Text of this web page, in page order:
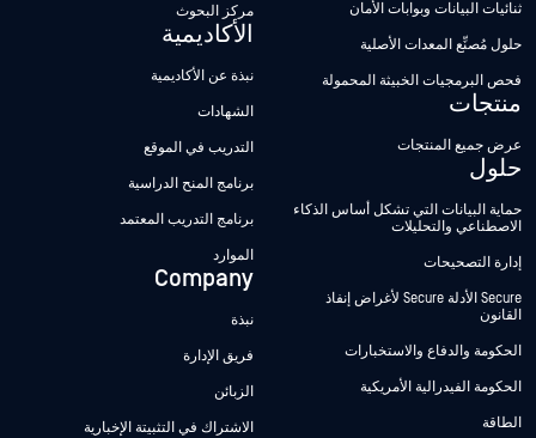
ثنائيات البيانات وبوابات الأمان
حلول مُصنِّع المعدات الأصلية
فحص البرمجيات الخبيثة المحمولة
منتجات
عرض جميع المنتجات
حلول
حماية البيانات التي تشكل أساس الذكاء
الاصطناعي والتحليلات
إدارة التصحيحات
Secure الأدلة Secure لأغراض إنفاذ
القانون
الحكومة والدفاع والاستخبارات
الحكومة الفيدرالية الأمريكية
الطاقة
مركز البحوث
الأكاديمية
نبذة عن الأكاديمية
الشهادات
التدريب في الموقع
برنامج المنح الدراسية
برنامج التدريب المعتمد
الموارد
Company
نبذة
فريق الإدارة
الزبائن
الاشتراك في التثبيتة الإخبارية